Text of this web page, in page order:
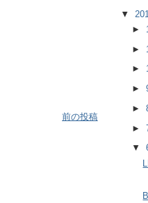
前の投稿
▼
►
►
►
►
►
►
▼